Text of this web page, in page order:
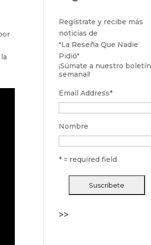
Regístrate y recibe más
noticias de
"La Reseña Que Nadie
Pidió"
¡Súmate a nuestro boletín
semanal!
Email Address*
Nombre
* = required field
>>